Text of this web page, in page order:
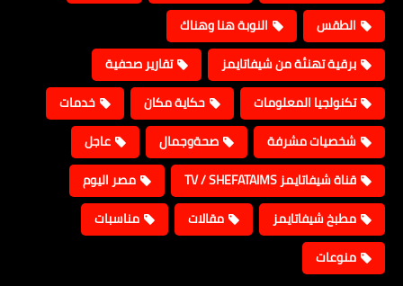
الطقس
النوبة هنا وهناك
برقية تهنئة من شيفاتايمز
تقارير صحفية
تكنولجيا المعلومات
حكاية مكان
خدمات
شخصيات مشرفة
صحةوجمال
عاجل
قناة شيفاتايمز TV / SHEFATAIMS
مصر اليوم
مطبخ شيفاتايمز
مقالات
مناسبات
منوعات